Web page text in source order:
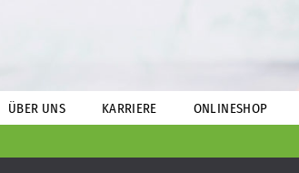
ÜBER UNS KARRIERE ONLINESHOP